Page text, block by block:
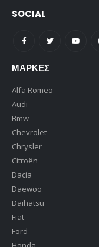
SOCIAL
ΜΆΡΚΕΣ
Alfa Romeo
Audi
Bmw
Chevrolet
Chrysler
Citroën
Dacia
Daewoo
Daihatsu
Fiat
Ford